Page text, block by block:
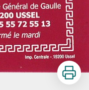
Imprimer